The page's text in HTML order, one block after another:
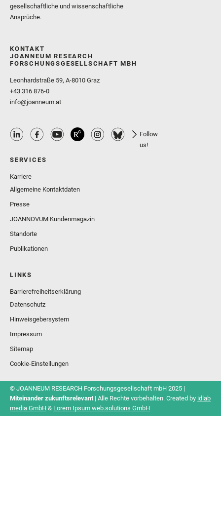
gesellschaftliche und wissenschaftliche
Ansprüche.
KONTAKT
JOANNEUM RESEARCH
FORSCHUNGSGESELLSCHAFT MBH
Leonhardstraße 59, A-8010 Graz
+43 316 876-0
info@joanneum.at
Follow
us!
SERVICES
Karriere
Allgemeine Kontaktdaten
Presse
JOANNOVUM Kundenmagazin
Standorte
Publikationen
LINKS
Barrierefreiheitserklärung
Datenschutz
Hinweisgebersystem
Impressum
Sitemap
Cookie-Einstellungen
© JOANNEUM RESEARCH Forschungsgesellschaft mbH 2025 |
Miteinander zukunftsrelevant | Alle Rechte vorbehalten. Created by idlab
media GmbH & Lorem Ipsum web.solutions GmbH